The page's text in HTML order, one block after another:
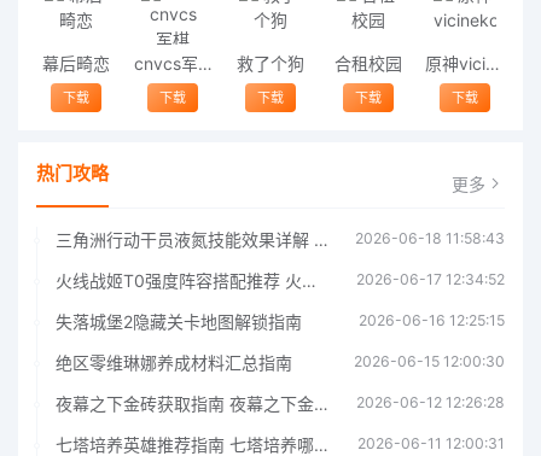
幕后畸恋
下载
cnvcs军棋
下载
救了个狗
下载
合租校园
下载
原神vicineko
下载
热门攻略 更多
三角洲行动干员液氮技能效果详解 三角洲行动干员液氮技能介绍 2026-06-18 11:58:43
火线战姬T0强度阵容搭配推荐 火线战姬T0强度阵容哪个好 2026-06-17 12:34:52
失落城堡2隐藏关卡地图解锁指南 2026-06-16 12:25:15
绝区零维琳娜养成材料汇总指南 2026-06-15 12:00:30
夜幕之下金砖获取指南 夜幕之下金砖获取方法 2026-06-12 12:26:28
七塔培养英雄推荐指南 七塔培养哪个英雄好 2026-06-11 12:00:31